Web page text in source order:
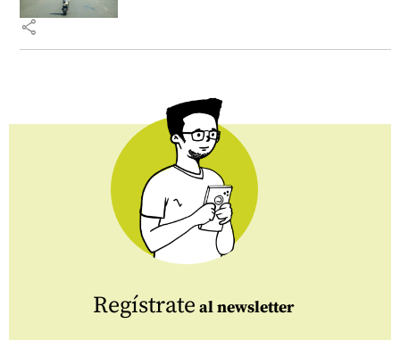
share
Regístrate al newsletter